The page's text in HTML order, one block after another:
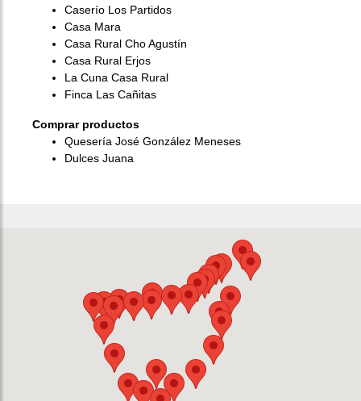
Caserío Los Partidos
Casa Mara
Casa Rural Cho Agustín
Casa Rural Erjos
La Cuna Casa Rural
Finca Las Cañitas
Comprar productos
Quesería José González Meneses
Dulces Juana